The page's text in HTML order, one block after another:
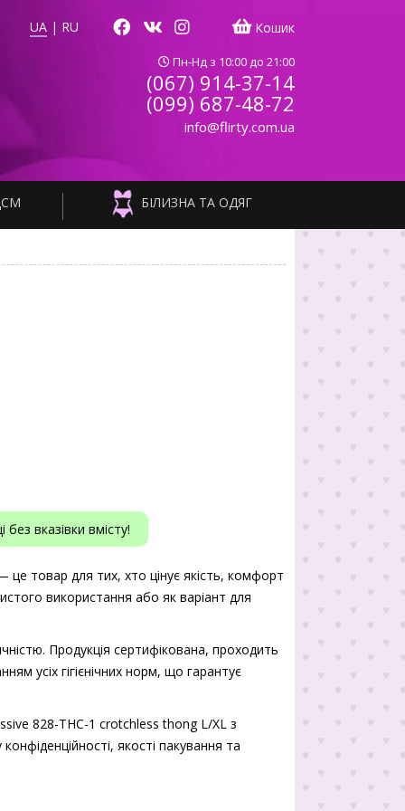
UA | RU Кошик
Пн-Нд з 10:00 до 21:00
(067) 914-37-14
(099) 687-48-72
info@flirty.com.ua
БІЛИЗНА ТА ОДЯГ
вказівки вмісту!
товар для тих, хто цінує якість, комфорт
використання або як варіант для
Продукція сертифікована, проходить
усіх гігієнічних норм, що гарантує
828-THC-1 crotchless thong L/XL з
якості пакування та